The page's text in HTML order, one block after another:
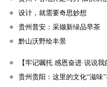
设计，就需要奇思妙想
贵州普安：采撷新绿品早茶
黔山沃野绘丰景
【牢记嘱托 感恩奋进·说说
贵州贵阳：这里的文化“滋味